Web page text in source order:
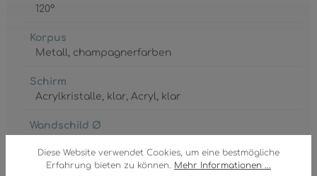
Diese Website verwendet Cookies, um eine bestmögliche
Erfahrung bieten zu können. Mehr Informationen ...
120°
Korpus
Metall, champagnerfarben
Schirm
Acrylkristalle, klar, Acryl, klar
Wandschild Ø
GTIN/EAN: